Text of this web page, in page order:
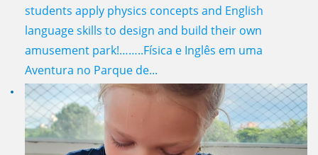
students apply physics concepts and English
language skills to design and build their own
amusement park!……..Física e Inglês em uma
Aventura no Parque de...